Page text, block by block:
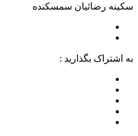
سکینه رضائیان سمسکنده
به اشتراک بگذارید :